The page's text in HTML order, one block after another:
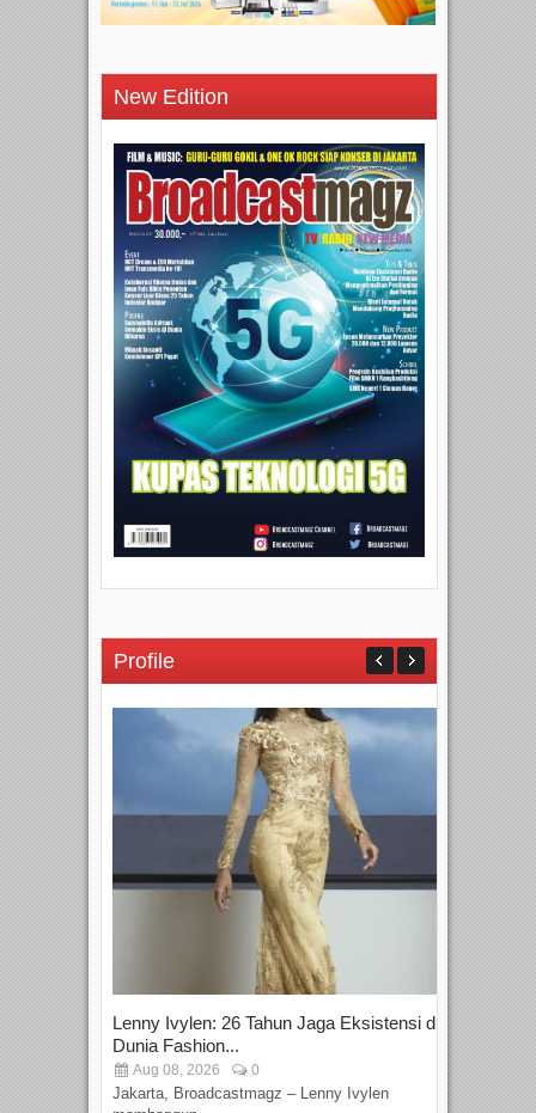
New Edition
Profile
Lenny Ivylen: 26 Tahun Jaga Eksistensi di
Dunia Fashion...
Aug 08, 2026 0
Jakarta, Broadcastmagz – Lenny Ivylen